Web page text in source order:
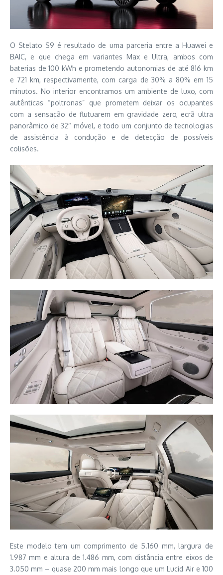
O Stelato S9 é resultado de uma parceria entre a Huawei e
BAIC, e que chega em variantes Max e Ultra, ambos com
baterias de 100 kWh e prometendo autonomias de até 816 km
e 721 km, respectivamente, com carga de 30% a 80% em 15
minutos. No interior encontramos um ambiente de luxo, com
autênticas “poltronas” que prometem deixar os ocupantes
com a sensação de flutuarem em gravidade zero, ecrã ultra
panorâmico de 32″ móvel, e todo um conjunto de tecnologias
de assistência à condução e de detecção de possíveis
colisões.
Este modelo tem um comprimento de 5.160 mm, largura de
1.987 mm e altura de 1.486 mm, com distância entre eixos de
3.050 mm – quase 200 mm mais longo que um Lucid Air e 100